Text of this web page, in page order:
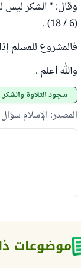
وقال: " الشكر ليس
(6 / 18) .
فالمشروع للمسلم
والله أعلم .
سجود التلاوة والشكر
المصدر: الإسلام
موضوعات